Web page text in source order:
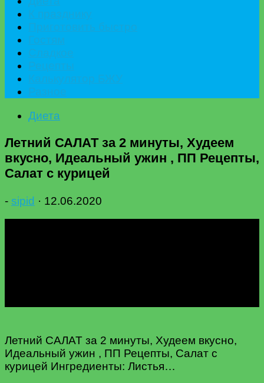
Диета
Летний САЛАТ за 2 минуты, Худеем
вкусно, Идеальный ужин , ПП Рецепты,
Салат с курицей
- sipid · 12.06.2020
Летний САЛАТ за 2 минуты, Худеем вкусно,
Идеальный ужин , ПП Рецепты, Салат с
курицей Ингредиенты: Листья…